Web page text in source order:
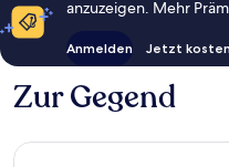
anzuzeigen. Mehr
Anmelden Jetzt
Zur Gegend